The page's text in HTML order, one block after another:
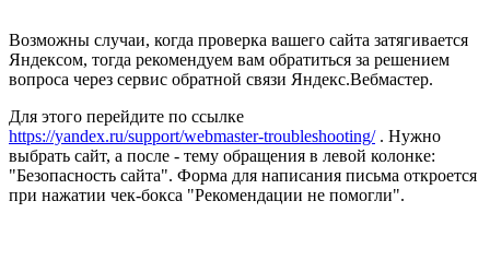
Возможны случаи, когда проверка вашего сайта затягивается
Яндексом, тогда рекомендуем вам обратиться за решением
вопроса через сервис обратной связи Яндекс.Вебмастер.
Для этого перейдите по ссылке
https://yandex.ru/support/webmaster-troubleshooting/. Нужно
выбрать сайт, а после - тему обращения в левой колонке:
"Безопасность сайта". Форма для написания письма откроется
при нажатии чек-бокса "Рекомендации не помогли".